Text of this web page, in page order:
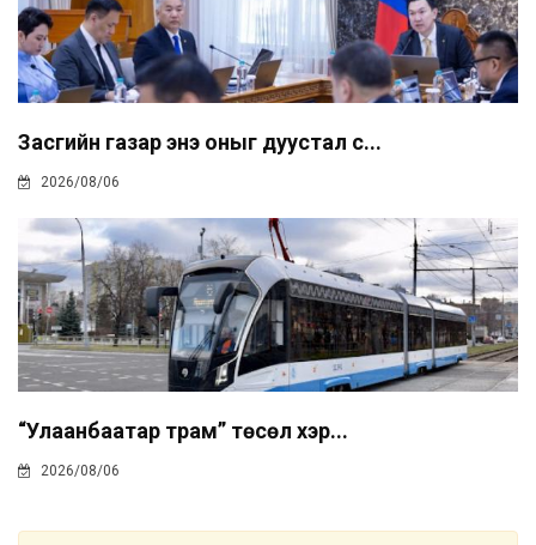
Засгийн газар энэ оныг дуустал с...
2026/08/06
“Улаанбаатар трам” төсөл хэр...
2026/08/06